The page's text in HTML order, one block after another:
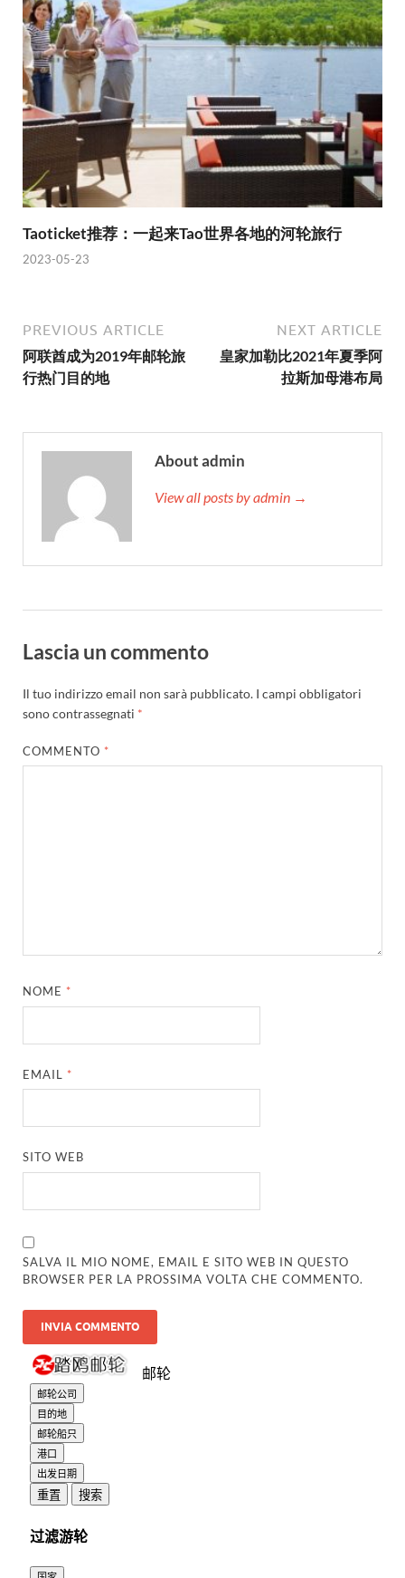
Taoticket推荐：一起来Tao世界各地的河轮旅行
2023-05-23
PREVIOUS ARTICLE
阿联酋成为2019年邮轮旅
行热门目的地
NEXT ARTICLE
皇家加勒比2021年夏季阿
拉斯加母港布局
About admin
View all posts by admin →
Lascia un commento
Il tuo indirizzo email non sarà pubblicato. I campi obbligatori
sono contrassegnati *
COMMENTO *
NOME *
EMAIL *
SITO WEB
SALVA IL MIO NOME, EMAIL E SITO WEB IN QUESTO
BROWSER PER LA PROSSIMA VOLTA CHE COMMENTO.